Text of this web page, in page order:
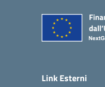
Link Esterni